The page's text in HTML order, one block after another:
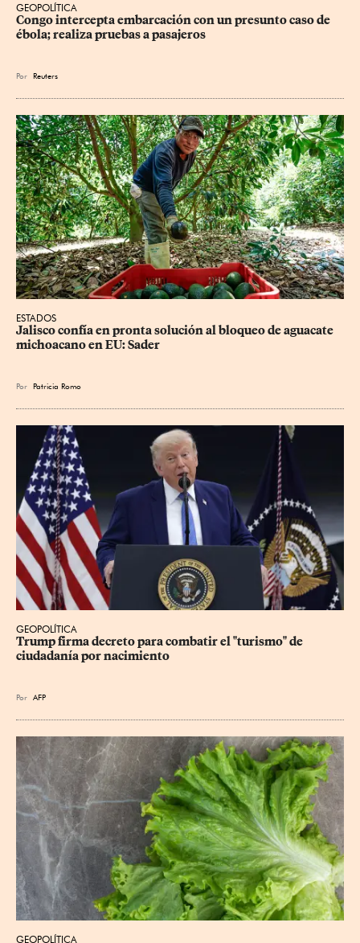
GEOPOLÍTICA
Congo intercepta embarcación con un presunto caso de
ébola; realiza pruebas a pasajeros
Por Reuters
ESTADOS
Jalisco confía en pronta solución al bloqueo de aguacate
michoacano en EU: Sader
Por Patricia Romo
GEOPOLÍTICA
Trump firma decreto para combatir el "turismo" de
ciudadanía por nacimiento
Por AFP
GEOPOLÍTICA